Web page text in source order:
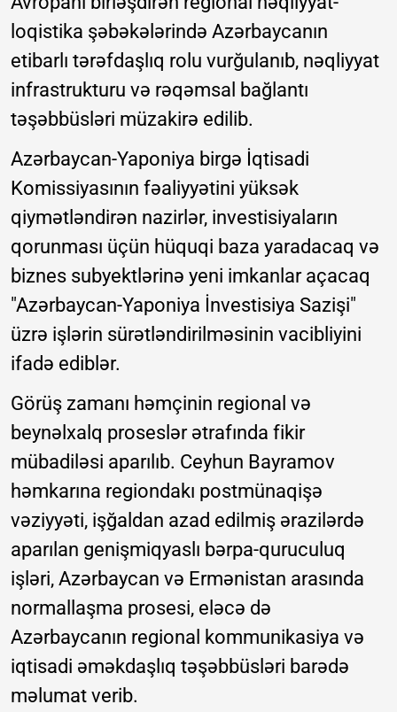
loqistika şəbəkələrində Azərbaycanın
etibarlı tərəfdaşlıq rolu vurğulanıb, nəqliyyat
infrastrukturu və rəqəmsal bağlantı
təşəbbüsləri müzakirə edilib.
Azərbaycan-Yaponiya birgə İqtisadi
Komissiyasının fəaliyyətini yüksək
qiymətləndirən nazirlər, investisiyaların
qorunması üçün hüquqi baza yaradacaq və
biznes subyektlərinə yeni imkanlar açacaq
"Azərbaycan-Yaponiya İnvestisiya Sazişi"
üzrə işlərin sürətləndirilməsinin vacibliyini
ifadə ediblər.
Görüş zamanı həmçinin regional və
beynəlxalq proseslər ətrafında fikir
mübadiləsi aparılıb. Ceyhun Bayramov
həmkarına regiondakı postmünaqişə
vəziyyəti, işğaldan azad edilmiş ərazilərdə
aparılan genişmiqyaslı bərpa-quruculuq
işləri, Azərbaycan və Ermənistan arasında
normallaşma prosesi, eləcə də
Azərbaycanın regional kommunikasiya və
iqtisadi əməkdaşlıq təşəbbüsləri barədə
məlumat verib.